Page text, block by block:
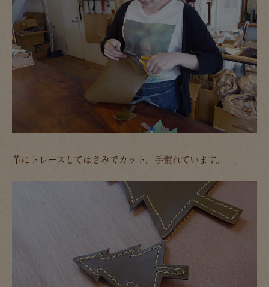
革にトレースしてはさみでカット。手慣れています。